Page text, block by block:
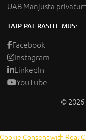
UAB Manjusta
TAIP PAT RASITE MUS:
Facebook
Instagram
LinkedIn
YouTube
© 2026
Cookie Consent with Real